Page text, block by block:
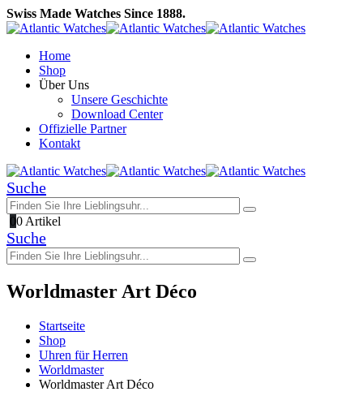
Swiss Made Watches Since 1888.
Home
Shop
Über Uns
Unsere Geschichte
Download Center
Offizielle Partner
Kontakt
Suche
00 Artikel
Suche
Worldmaster Art Déco
Startseite
Shop
Uhren für Herren
Worldmaster
Worldmaster Art Déco